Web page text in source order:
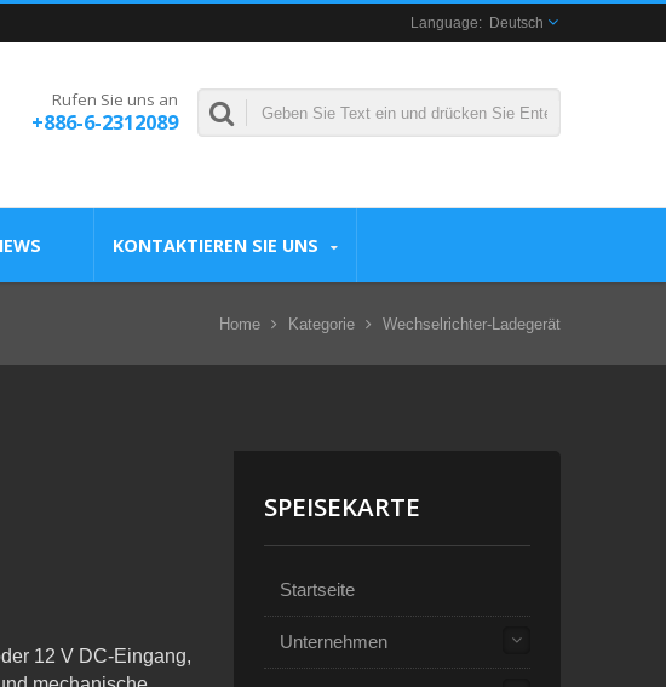
Deutsch
Rufen Sie uns an
+886-6-2312089
KONTAKTIEREN SIE UNS
Home Kategorie Wechselrichter-Ladegerät
12 V DC-Eingang,
SPEISEKARTE
Startseite
Unternehmen